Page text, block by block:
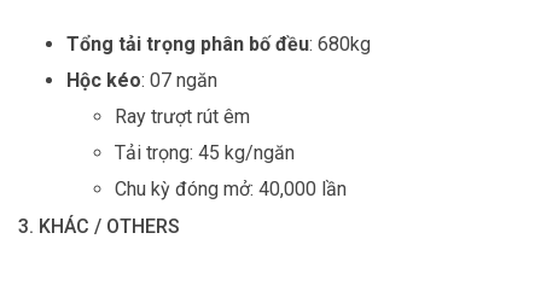
Tổng tải trọng phân bố đều: 680kg
Hộc kéo: 07 ngăn
Ray trượt rút êm
Tải trọng: 45 kg/ngăn
Chu kỳ đóng mở: 40,000 lần
3. KHÁC / OTHERS